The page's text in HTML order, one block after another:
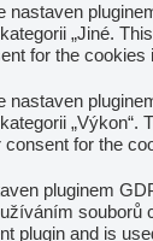
nastaven
„Jiné.
for the cookies
nastaven
for the
pluginem
souborů
plugin and is